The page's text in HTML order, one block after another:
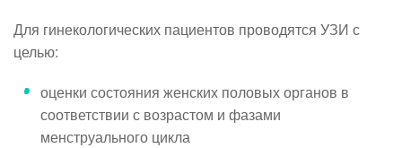
Для гинекологических пациентов проводятся УЗИ с
целью:
оценки состояния женских половых органов в
соответствии с возрастом и фазами
менструального цикла